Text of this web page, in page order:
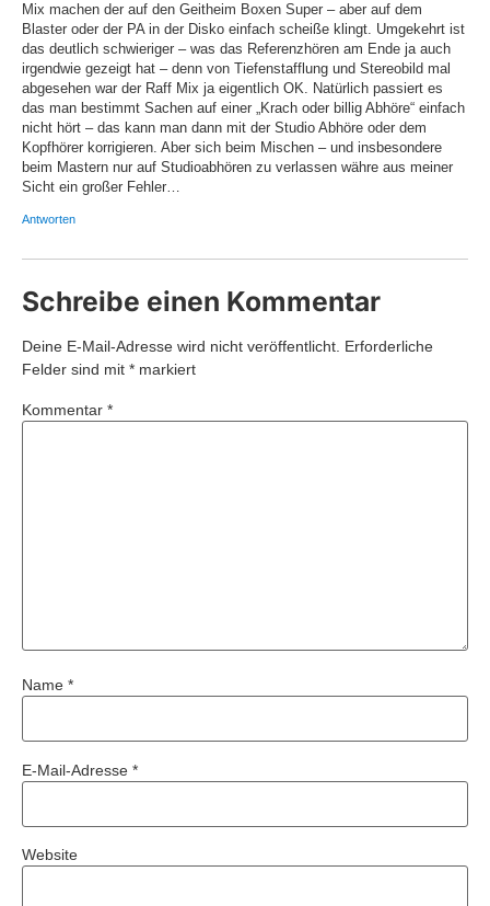
Mix machen der auf den Geitheim Boxen Super – aber auf dem
Blaster oder der PA in der Disko einfach scheiße klingt. Umgekehrt ist
das deutlich schwieriger – was das Referenzhören am Ende ja auch
irgendwie gezeigt hat – denn von Tiefenstafflung und Stereobild mal
abgesehen war der Raff Mix ja eigentlich OK. Natürlich passiert es
das man bestimmt Sachen auf einer „Krach oder billig Abhöre“ einfach
nicht hört – das kann man dann mit der Studio Abhöre oder dem
Kopfhörer korrigieren. Aber sich beim Mischen – und insbesondere
beim Mastern nur auf Studioabhören zu verlassen währe aus meiner
Sicht ein großer Fehler…
Antworten
Schreibe einen Kommentar
Deine E-Mail-Adresse wird nicht veröffentlicht. Erforderliche
Felder sind mit * markiert
Kommentar *
Name *
E-Mail-Adresse *
Website